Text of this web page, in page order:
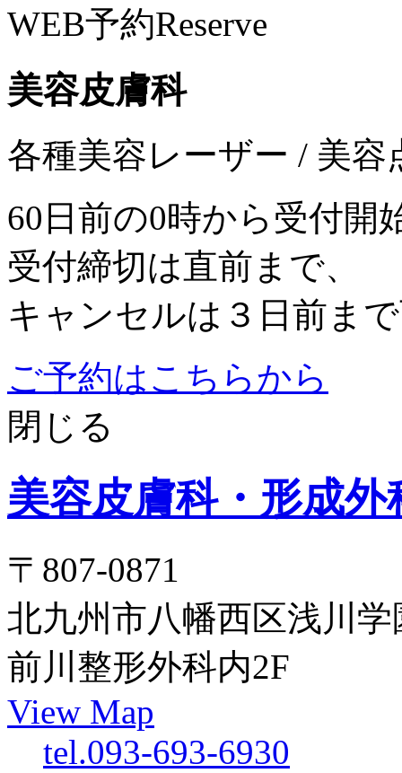
WEB予約Reserve
美容皮膚科
各種美容レーザー / 美
60日前の0時から受付開
受付締切は直前まで、
キャンセルは３日前ま
ご予約はこちらから
閉じる
美容皮膚科・形成外
〒807-0871
北九州市八幡西区浅川学
前川整形外科内2F
View Map
tel.093-693-6930